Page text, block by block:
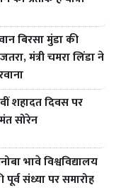
बिरसा मुंडा की
मंत्री चमरा लिंडा ने
शहादत दिवस पर
सोरेन
भावे विश्वविद्यालय
संध्या पर समारोह